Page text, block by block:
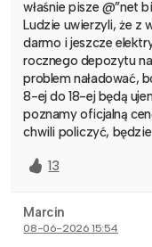
właśnie pisze @”net
Ludzie uwierzyli, że z
darmo i jeszcze
rocznego depozytu
problem naładować,
8-ej do 18-ej będą
poznamy oficjalną
chwili policzyć,
13
Marcin
08-06-2026 15:54